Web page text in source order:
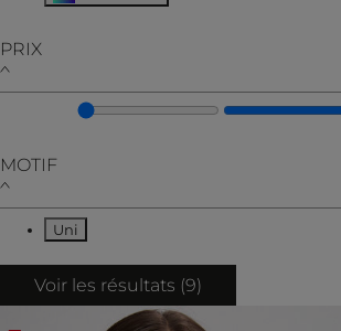
Affiner par COULEUR : Multicolore
PRIX
MOTIF
Uni
Affiner par MOTIF : Uni
Voir les résultats (9)